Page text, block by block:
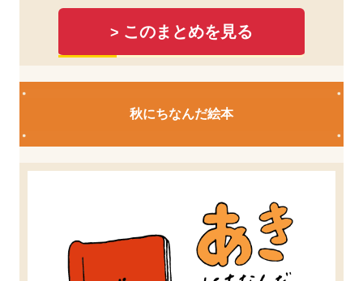
> このまとめを見る
秋にちなんだ絵本